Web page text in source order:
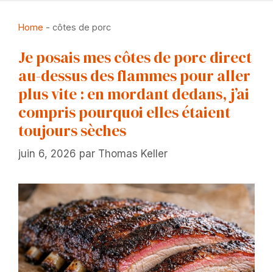
Home - côtes de porc
Je posais mes côtes de porc direct
au-dessus des flammes pour aller
plus vite : en mordant dedans, j’ai
compris pourquoi elles étaient
toujours sèches
juin 6, 2026 par Thomas Keller